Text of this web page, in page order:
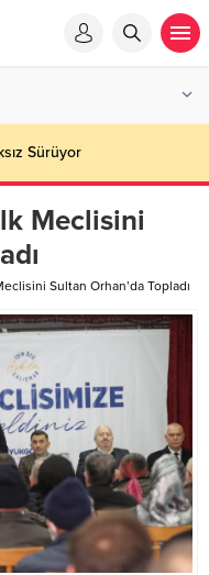
ve Yerleştirme Kılavuzu
– Kocaeli Haber
Meclisini
Sultan Orhan’da Topladı